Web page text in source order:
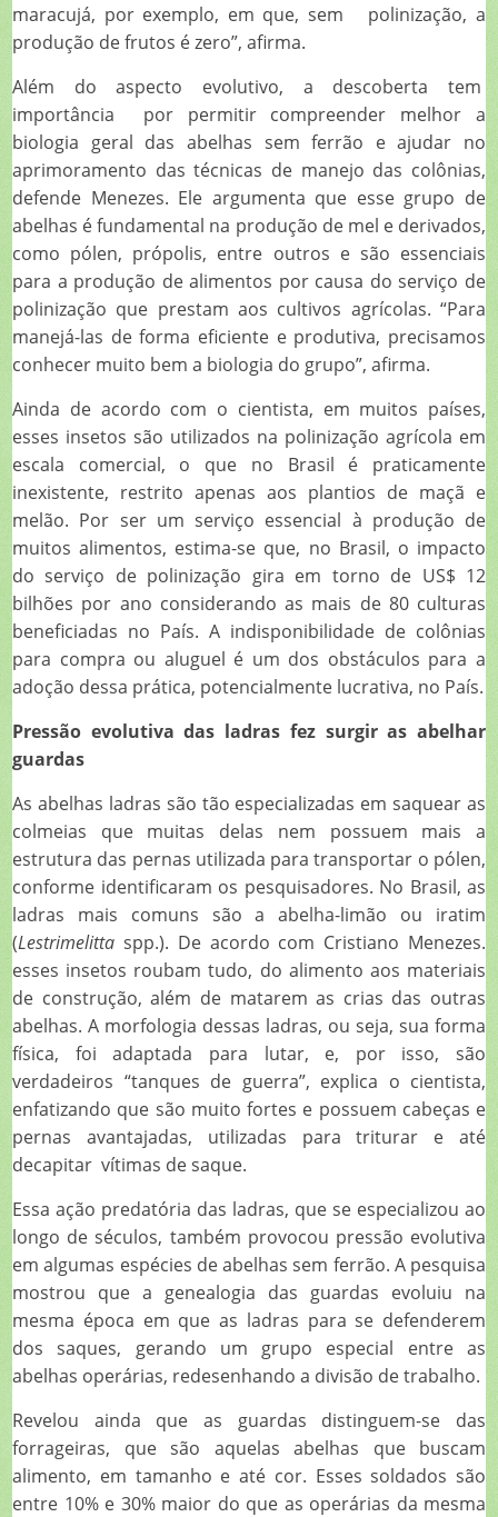
maracujá, por exemplo, em que, sem polinização, a
produção de frutos é zero”, afirma.
Além do aspecto evolutivo, a descoberta tem
importância por permitir compreender melhor a
biologia geral das abelhas sem ferrão e ajudar no
aprimoramento das técnicas de manejo das colônias,
defende Menezes. Ele argumenta que esse grupo de
abelhas é fundamental na produção de mel e derivados,
como pólen, própolis, entre outros e são essenciais
para a produção de alimentos por causa do serviço de
polinização que prestam aos cultivos agrícolas. “Para
manejá-las de forma eficiente e produtiva, precisamos
conhecer muito bem a biologia do grupo”, afirma.
Ainda de acordo com o cientista, em muitos países,
esses insetos são utilizados na polinização agrícola em
escala comercial, o que no Brasil é praticamente
inexistente, restrito apenas aos plantios de maçã e
melão. Por ser um serviço essencial à produção de
muitos alimentos, estima-se que, no Brasil, o impacto
do serviço de polinização gira em torno de US$ 12
bilhões por ano considerando as mais de 80 culturas
beneficiadas no País. A indisponibilidade de colônias
para compra ou aluguel é um dos obstáculos para a
adoção dessa prática, potencialmente lucrativa, no País.
Pressão evolutiva das ladras fez surgir as abelhar
guardas
As abelhas ladras são tão especializadas em saquear as
colmeias que muitas delas nem possuem mais a
estrutura das pernas utilizada para transportar o pólen,
conforme identificaram os pesquisadores. No Brasil, as
ladras mais comuns são a abelha-limão ou iratim
(Lestrimelitta spp.). De acordo com Cristiano Menezes.
esses insetos roubam tudo, do alimento aos materiais
de construção, além de matarem as crias das outras
abelhas. A morfologia dessas ladras, ou seja, sua forma
física, foi adaptada para lutar, e, por isso, são
verdadeiros “tanques de guerra”, explica o cientista,
enfatizando que são muito fortes e possuem cabeças e
pernas avantajadas, utilizadas para triturar e até
decapitar vítimas de saque.
Essa ação predatória das ladras, que se especializou ao
longo de séculos, também provocou pressão evolutiva
em algumas espécies de abelhas sem ferrão. A pesquisa
mostrou que a genealogia das guardas evoluiu na
mesma época em que as ladras para se defenderem
dos saques, gerando um grupo especial entre as
abelhas operárias, redesenhando a divisão de trabalho.
Revelou ainda que as guardas distinguem-se das
forrageiras, que são aquelas abelhas que buscam
alimento, em tamanho e até cor. Esses soldados são
entre 10% e 30% maior do que as operárias da mesma